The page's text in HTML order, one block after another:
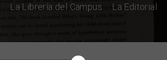
La Librería del Campus La Editorial